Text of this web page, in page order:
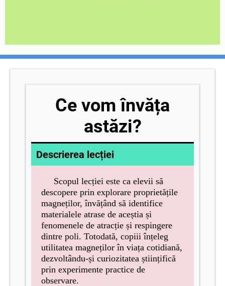
Ce vom învăța
astăzi?
Descrierea lecției
Scopul lecției este ca elevii să
descopere prin explorare proprietățile
magneților, învățând să identifice
materialele atrase de aceștia și
fenomenele de atracție și respingere
dintre poli. Totodată, copiii înțeleg
utilitatea magneților în viața cotidiană,
dezvoltându-și curiozitatea științifică
prin experimente practice de
observare.